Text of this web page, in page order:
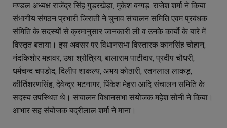
मण्डल अध्यक्ष राजेंद्र सिंह गुडरखेड़ा, मुकेश बग्गड़, राजेश शर्मा ने किया
संभागीय संगठन प्रभारी जिराती ने चुनाव संचालन समिति एवम प्रबंधक
संमिति के सदस्यों से क्रमानुसार जानकारी ली व उनके कार्यो के बारे में
विस्तृत बताया। इस अवसर पर विधानसभा विस्तारक कानसिंह चोहान,
नंदकिशोर महावर, उषा श्रोत्रिय, बालाराम पाटीदार, प्रदीप चौधरी,
धर्मचन्द चपडोद, दिलीप शाकल्य, अभय कोठारी, रतनलाल लाकड़,
कीर्तिशरणसिंह, देवेन्द्र भटनागर, पिंकेश मेहरा आदि संचालन समिति के
सदस्य उपस्थित थे। संचालन विधानसभा संयोजक महेश सोनी ने किया।
आभार सह संयोजक बद्रीलाल शर्मा ने माना।